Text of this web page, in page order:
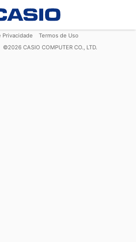
Privacidade
Termos de Uso
©2026 CASIO COMPUTER CO., LTD.